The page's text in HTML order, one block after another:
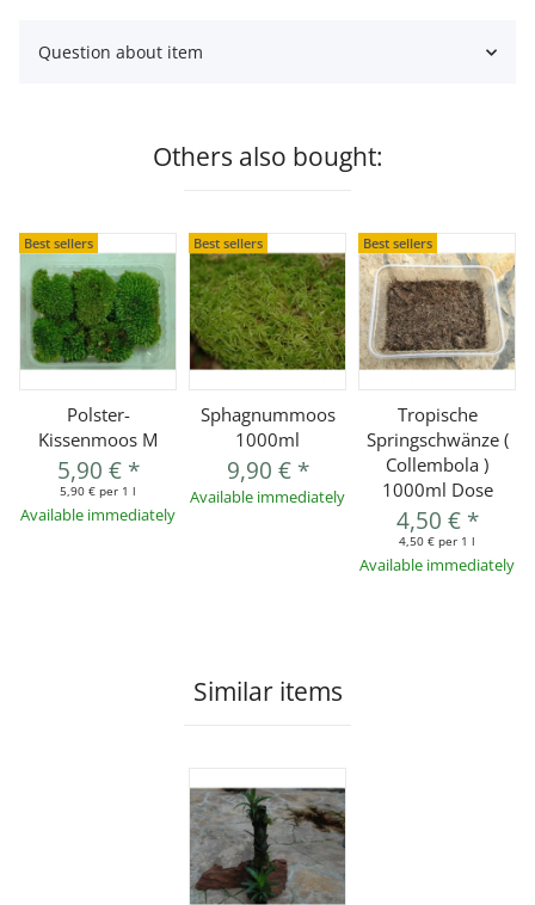
Question about item
Others also bought:
Best sellers
Polster-
Kissenmoos M
5,90 € *
5,90 € per 1 l
Available immediately
Best sellers
Sphagnummoos
1000ml
9,90 € *
Available immediately
Best sellers
Tropische
Springschwänze (
Collembola )
1000ml Dose
4,50 € *
4,50 € per 1 l
Available immediately
Similar items